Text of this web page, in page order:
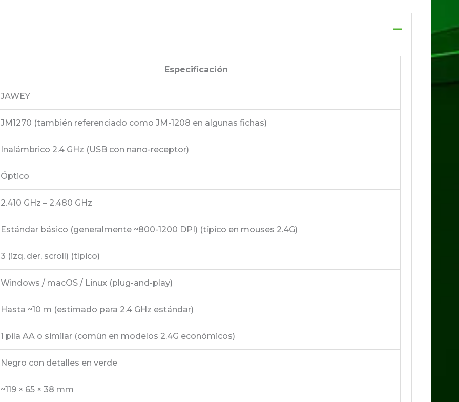
Especificación
JAWEY
JM1270 (también referenciado como JM-1208 en algunas fichas)
Inalámbrico 2.4 GHz (USB con nano-receptor)
Óptico
2.410 GHz – 2.480 GHz
Estándar básico (generalmente ~800-1200 DPI) (típico en mouses 2.4G)
3 (izq, der, scroll) (típico)
Windows / macOS / Linux (plug-and-play)
Hasta ~10 m (estimado para 2.4 GHz estándar)
1 pila AA o similar (común en modelos 2.4G económicos)
Negro con detalles en verde
~119 × 65 × 38 mm